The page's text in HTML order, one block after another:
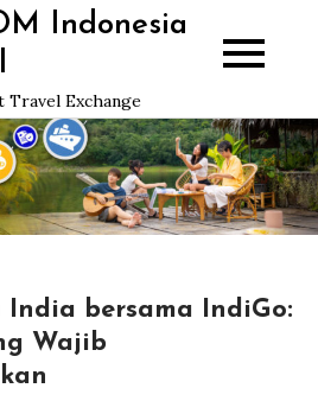
Indonesia
Travel Exchange
India bersama IndiGo:
Wajib